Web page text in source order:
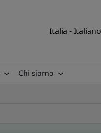
Italia - Italiano
Chi siamo